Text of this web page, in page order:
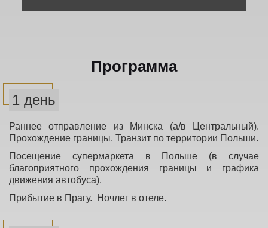
Программа
1 день
Раннее отправление из Минска (а/в Центральный).
Прохождение границы. Транзит по территории Польши.
Посещение супермаркета в Польше (в случае
благоприятного прохождения границы и графика
движения автобуса).
Прибытие в Прагу. Ночлег в отеле.